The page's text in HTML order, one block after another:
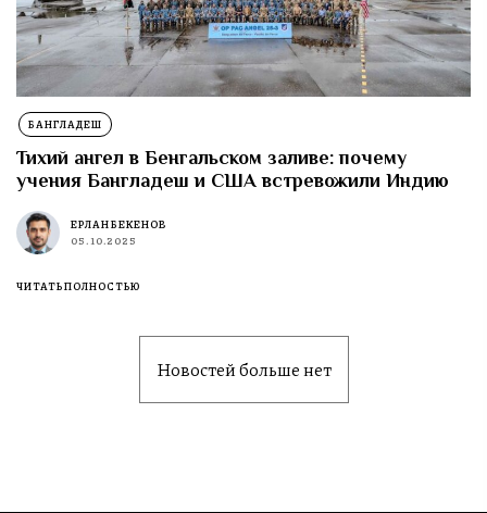
БАНГЛАДЕШ
Тихий ангел в Бенгальском заливе: почему
учения Бангладеш и США встревожили Индию
ЕРЛАН БЕКЕНОВ
05.10.2025
ЧИТАТЬ ПОЛНОСТЬЮ
Новостей больше нет